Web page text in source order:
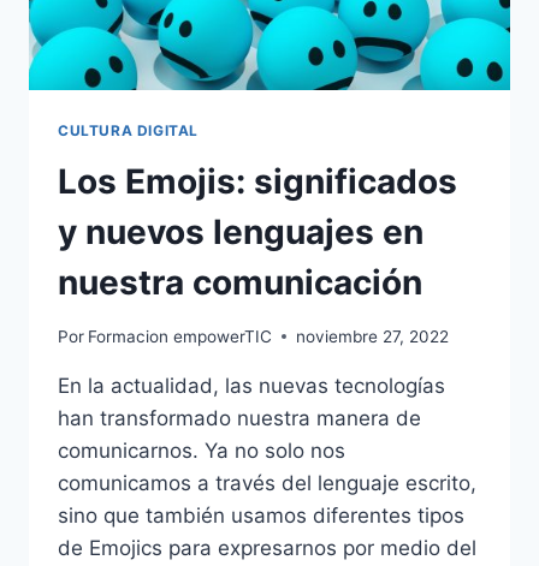
CULTURA DIGITAL
Los Emojis: significados
y nuevos lenguajes en
nuestra comunicación
Por Formacion empowerTIC noviembre 27, 2022
En la actualidad, las nuevas tecnologías
han transformado nuestra manera de
comunicarnos. Ya no solo nos
comunicamos a través del lenguaje escrito,
sino que también usamos diferentes tipos
de Emojics para expresarnos por medio del